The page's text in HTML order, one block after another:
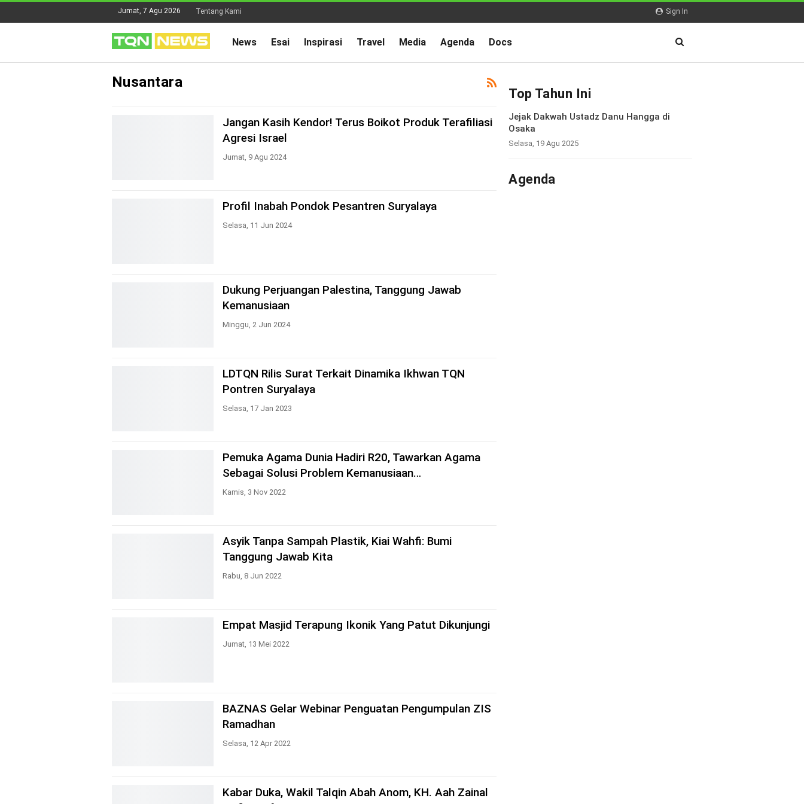
Sign In
Jumat, 7 Agu 2026 Tentang Kami
News Esai Inspirasi Travel Media Agenda Docs
Nusantara
Jangan Kasih Kendor! Terus Boikot Produk Terafiliasi
Agresi Israel
Jumat, 9 Agu 2024
Profil Inabah Pondok Pesantren Suryalaya
Selasa, 11 Jun 2024
Dukung Perjuangan Palestina, Tanggung Jawab
Kemanusiaan
Minggu, 2 Jun 2024
LDTQN Rilis Surat Terkait Dinamika Ikhwan TQN
Pontren Suryalaya
Selasa, 17 Jan 2023
Pemuka Agama Dunia Hadiri R20, Tawarkan Agama
Sebagai Solusi Problem Kemanusiaan…
Kamis, 3 Nov 2022
Asyik Tanpa Sampah Plastik, Kiai Wahfi: Bumi
Tanggung Jawab Kita
Rabu, 8 Jun 2022
Empat Masjid Terapung Ikonik Yang Patut Dikunjungi
Jumat, 13 Mei 2022
BAZNAS Gelar Webinar Penguatan Pengumpulan ZIS
Ramadhan
Selasa, 12 Apr 2022
Kabar Duka, Wakil Talqin Abah Anom, KH. Aah Zainal
Top Tahun Ini
Jejak Dakwah Ustadz Danu Hangga di
Osaka
Selasa, 19 Agu 2025
Agenda